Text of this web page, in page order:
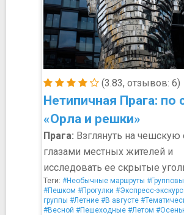
(3.83, отзывов: 6)
Нетипичная Прага: по
«Орла и решки»
Прага: Взглянуть на чешскую
глазами местных жителей и
исследовать ее скрытые
Теги: #Необычные маршруты
#Пешком #Прогулки #Экспресс-
группы #Летние #В августе
#Весной #Пешеходные #Летом